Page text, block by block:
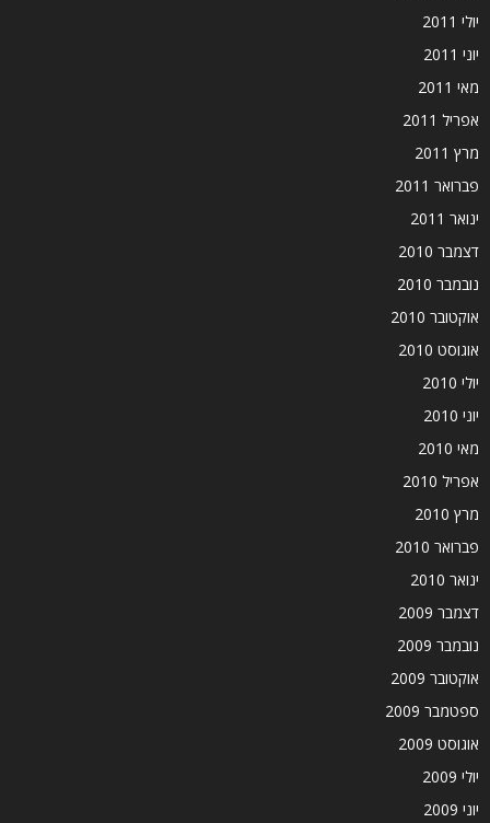
יולי 2011
יוני 2011
מאי 2011
אפריל 2011
מרץ 2011
פברואר 2011
ינואר 2011
דצמבר 2010
נובמבר 2010
אוקטובר 2010
אוגוסט 2010
יולי 2010
יוני 2010
מאי 2010
אפריל 2010
מרץ 2010
פברואר 2010
ינואר 2010
דצמבר 2009
נובמבר 2009
אוקטובר 2009
ספטמבר 2009
אוגוסט 2009
יולי 2009
יוני 2009